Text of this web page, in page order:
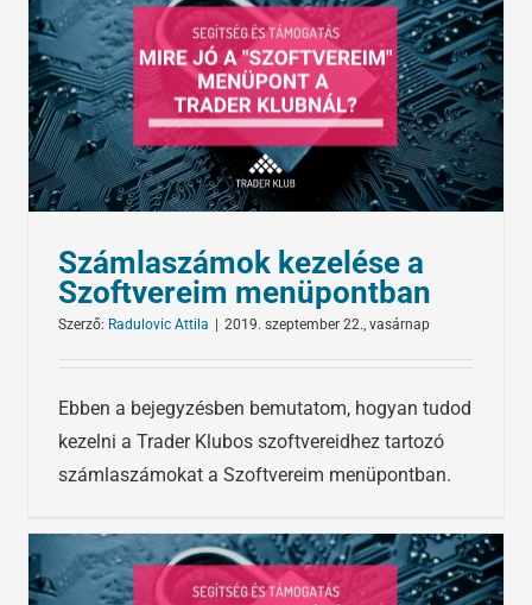
Számlaszámok kezelése a
Szoftvereim menüpontban
Szerző: Radulovic Attila 2019. szeptember 22., vasárnap
Ebben a bejegyzésben bemutatom, hogyan tudod
kezelni a Trader Klubos szoftvereidhez tartozó
számlaszámokat a Szoftvereim menüpontban.